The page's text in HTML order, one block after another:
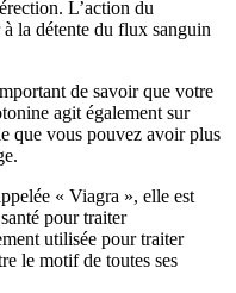
L’action du
la détente du flux sanguin
de savoir que votre
agit également sur
que vous pouvez avoir plus
« Viagra », elle est
pour traiter
utilisée pour traiter
le motif de toutes ses